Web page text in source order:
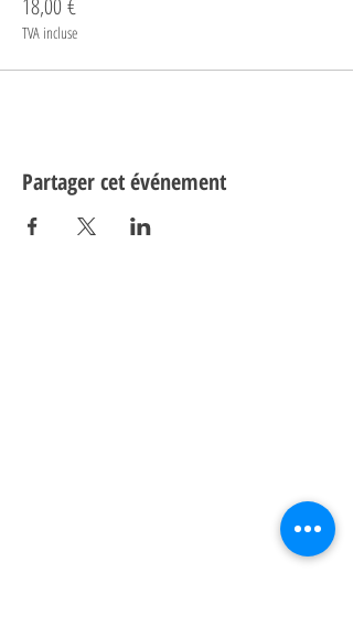
18,00 €
TVA incluse
Partager cet événement